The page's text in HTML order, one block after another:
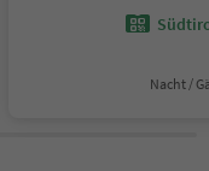
Nacht /